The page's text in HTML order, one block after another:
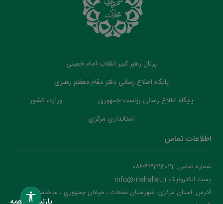
پرتال رهبر کبیر انقلاب امام خمینی
پایگاه اطلاع رسانی دفتر مقام معظم رهبری
پایگاه اطلاع رسانی ریاست جمهوری
وزارت کشور
استانداری مرکزی
اطلاعات تماس
شماره تماس: 43223022-086
پست الکترونیک info@mahallat.ir
آدرس: استان مرکزي، شهرستان محلات ‌‌‌، خيابان جمهوري ، ساختمان